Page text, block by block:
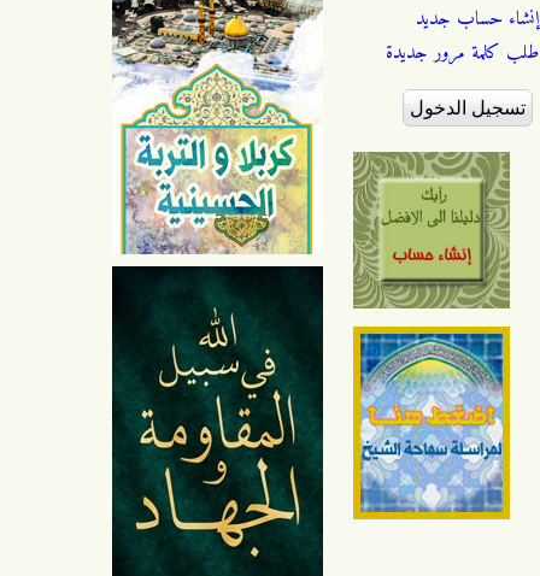
إنشاء حساب جديد
طلب كلمة مرور جديدة